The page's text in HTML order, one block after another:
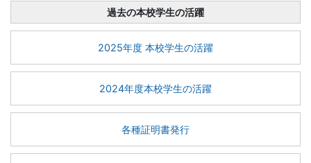
過去の本校学生の活躍
2025年度 本校学生の活躍
2024年度本校学生の活躍
各種証明書発行